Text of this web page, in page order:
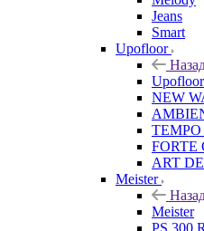
Jeans
Smart
Upofloor
Upofloor
NEW
FORTE
ART
Meister
Meister
PS 300